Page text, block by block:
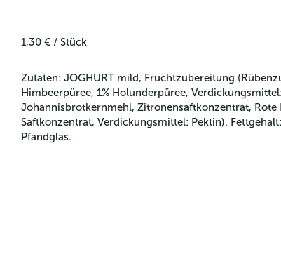
1,30 € / Stück
Zutaten: JOGHURT mild, Fruchtzubereitung
Himbeerpüree, 1% Holunderpüree, Verdickungsmittel:
Johannisbrotkernmehl, Zitronensaftkonzentrat, Rote
Saftkonzentrat, Verdickungsmittel: Pektin).
Pfandglas.